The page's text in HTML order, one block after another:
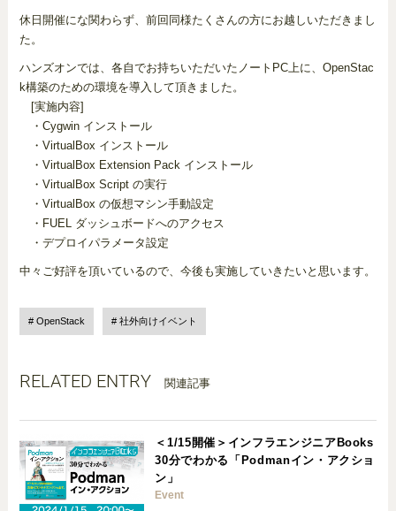
休日開催にな関わらず、前回同様たくさんの方にお越しいただきまし
た。
ハンズオンでは、各自でお持ちいただいたノートPC上に、OpenStac
k構築のための環境を導入して頂きました。
[実施内容]
・Cygwin インストール
・VirtualBox インストール
・VirtualBox Extension Pack インストール
・VirtualBox Script の実行
・VirtualBox の仮想マシン手動設定
・FUEL ダッシュボードへのアクセス
・デプロイパラメータ設定
中々ご好評を頂いているので、今後も実施していきたいと思います。
OpenStack 社外向けイベント
RELATED ENTRY 関連記事
＜1/15開催＞インフラエンジニアBooks
30分でわかる「Podmanイン・アクショ
ン」
Event